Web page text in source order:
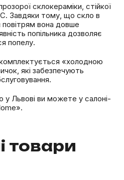
склокераміки, стійкої
Завдяки тому, що скло в
вона довше
попільника дозволяє
попелу.
«холодною
які забезпечують
у Львові ви можете у салоні-
товари